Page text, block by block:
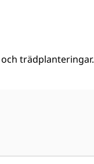
trädplanteringar.